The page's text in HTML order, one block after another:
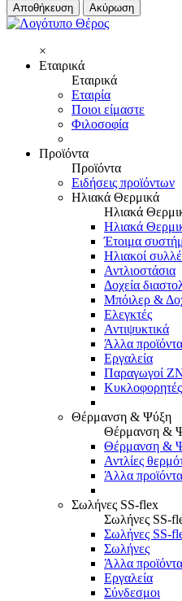
Αποθήκευση Ακύρωση
×
Εταιρικά
Εταιρικά
Εταιρία
Ποιοι είμαστε
Φιλοσοφία
Προϊόντα
Προϊόντα
Ειδήσεις προϊόντων
Ηλιακά Θερμικά
Ηλιακά
Ηλιακά
Έτοιμα
Ηλιακοί
Αντλιοστάσια
Δοχεία
Μπόιλερ &
Ελεγκτές
Αντιψυκτικά
Άλλα προϊόντα
Εργαλεία
Παραγωγοί
Κυκλοφορητές
Θέρμανση & Ψύξη
Θέρμανση &
Θέρμανση &
Αντλίες
Άλλα προϊόντα
Σωλήνες SS-flex
Σωλήνες SS-
Σωλήνες SS-
Σωλήνες
Άλλα προϊόντα
Εργαλεία
Σύνδεσμοι